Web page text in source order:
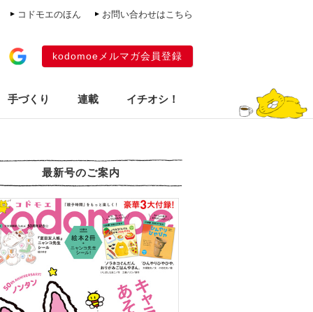
コドモエのほん お問い合わせはこちら
kodomoeメルマガ会員登録
手づくり 連載 イチオシ！
最新号のご案内